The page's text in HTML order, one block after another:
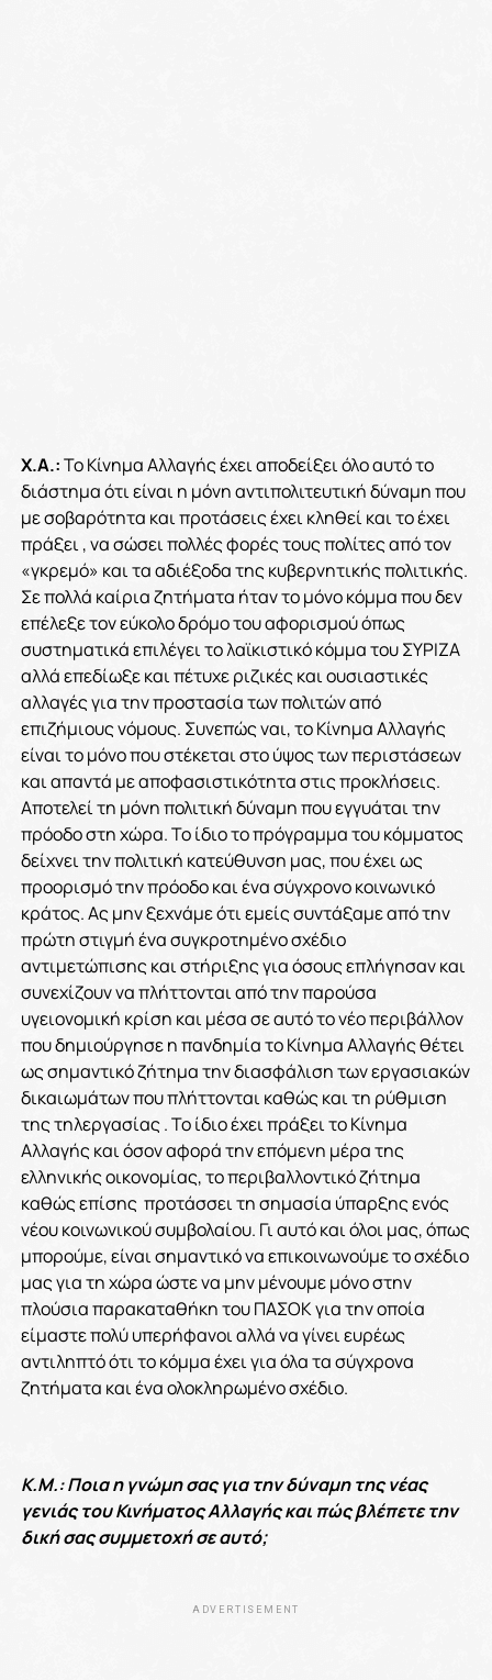
Χ.Α.:Το Κίνημα Αλλαγής έχει αποδείξει όλο αυτό το
διάστημα ότι είναι η μόνη αντιπολιτευτική δύναμη που
με σοβαρότητα και προτάσεις έχει κληθεί και το έχει
πράξει , να σώσει πολλές φορές τους πολίτες από τον
«γκρεμό» και τα αδιέξοδα της κυβερνητικής πολιτικής.
Σε πολλά καίρια ζητήματα ήταν το μόνο κόμμα που δεν
επέλεξε τον εύκολο δρόμο του αφορισμού όπως
συστηματικά επιλέγει το λαϊκιστικό κόμμα του ΣΥΡΙΖΑ
αλλά επεδίωξε και πέτυχε ριζικές και ουσιαστικές
αλλαγές για την προστασία των πολιτών από
επιζήμιους νόμους. Συνεπώς ναι, το Κίνημα Αλλαγής
είναι το μόνο που στέκεται στο ύψος των περιστάσεων
και απαντά με αποφασιστικότητα στις προκλήσεις.
Αποτελεί τη μόνη πολιτική δύναμη που εγγυάται την
πρόοδο στη χώρα. Το ίδιο το πρόγραμμα του κόμματος
δείχνει την πολιτική κατεύθυνση μας, που έχει ως
προορισμό την πρόοδο και ένα σύγχρονο κοινωνικό
κράτος. Ας μην ξεχνάμε ότι εμείς συντάξαμε από την
πρώτη στιγμή ένα συγκροτημένο σχέδιο
αντιμετώπισης και στήριξης για όσους επλήγησαν και
συνεχίζουν να πλήττονται από την παρούσα
υγειονομική κρίση και μέσα σε αυτό το νέο περιβάλλον
που δημιούργησε η πανδημία το Κίνημα Αλλαγής θέτει
ως σημαντικό ζήτημα την διασφάλιση των εργασιακών
δικαιωμάτων που πλήττονται καθώς και τη ρύθμιση
της τηλεργασίας . Το ίδιο έχει πράξει το Κίνημα
Αλλαγής και όσον αφορά την επόμενη μέρα της
ελληνικής οικονομίας, το περιβαλλοντικό ζήτημα
καθώς επίσης προτάσσει τη σημασία ύπαρξης ενός
νέου κοινωνικού συμβολαίου. Γι αυτό και όλοι μας, όπως
μπορούμε, είναι σημαντικό να επικοινωνούμε το σχέδιο
μας για τη χώρα ώστε να μην μένουμε μόνο στην
πλούσια παρακαταθήκη του ΠΑΣΟΚ για την οποία
είμαστε πολύ υπερήφανοι αλλά να γίνει ευρέως
αντιληπτό ότι το κόμμα έχει για όλα τα σύγχρονα
ζητήματα και ένα ολοκληρωμένο σχέδιο.
Κ.Μ.: Ποια η γνώμη σας για την δύναμη της νέας
γενιάς του Κινήματος Αλλαγής και πώς βλέπετε την
δική σας συμμετοχή σε αυτό;
ADVERTISEMENT